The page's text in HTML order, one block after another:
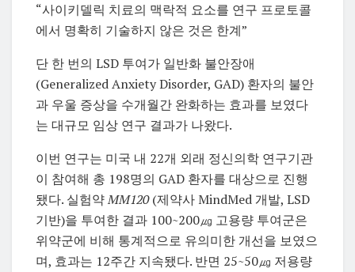
“사이키델릭 치료의 맥락적 요소를 연구 프로토콜
에서 명확히 기술하지 않은 것은 한계”
단 한 번의 LSD 투여가 일반화 불안장애
(Generalized Anxiety Disorder, GAD) 환자의 불안
과 우울 증상을 수개월간 완화하는 효과를 보였다
는 대규모 임상 연구 결과가 나왔다.
이번 연구는 미국 내 22개 외래 정신의학 연구기관
이 참여해 총 198명의 GAD 환자를 대상으로 진행
됐다. 실험약MM120(제약사 MindMed 개발, LSD
기반)을 투여한 결과 100~200㎍ 고용량 투여군은
위약군에 비해 통계적으로 유의미한 개선을 보였으
며, 효과는 12주간 지속됐다. 반면 25~50㎍ 저용량